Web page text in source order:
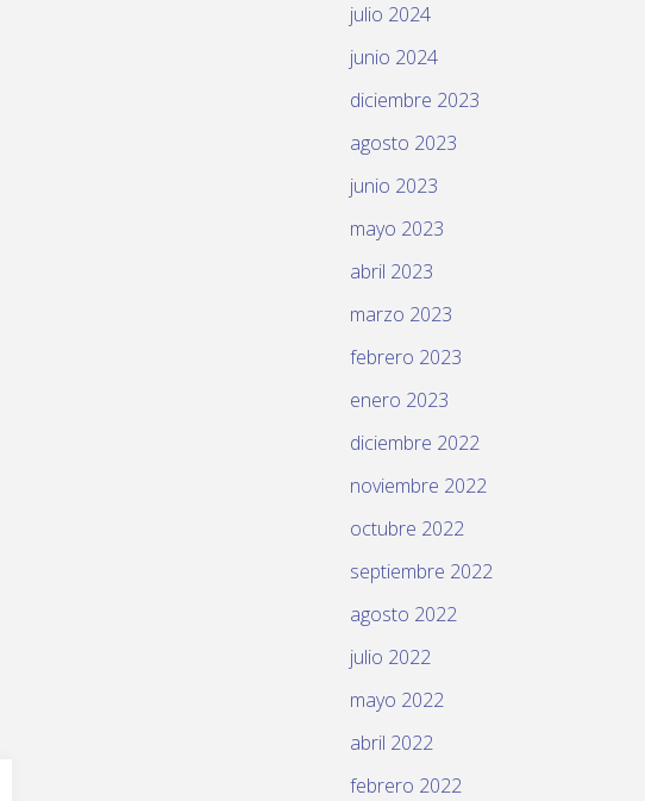
julio 2024
junio 2024
diciembre 2023
agosto 2023
junio 2023
mayo 2023
abril 2023
marzo 2023
febrero 2023
enero 2023
diciembre 2022
noviembre 2022
octubre 2022
septiembre 2022
agosto 2022
julio 2022
mayo 2022
abril 2022
febrero 2022